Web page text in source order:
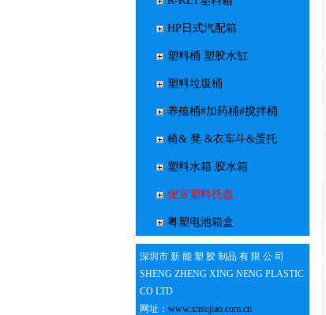
HP日式汽配箱
塑料桶 塑胶水缸
塑料垃圾桶
养殖桶#加药桶#搅拌桶
椅& 凳 &衣车斗&蛋托
塑料水箱 胶水箱
便宜塑料托盘
粤塑电池箱盒
深圳市 新 能 塑 胶 制品 有 限 公 司
SHENG ZHENG XING NENG PLASTIC
CO LTD
网址： www.xnsujiao.com.cn